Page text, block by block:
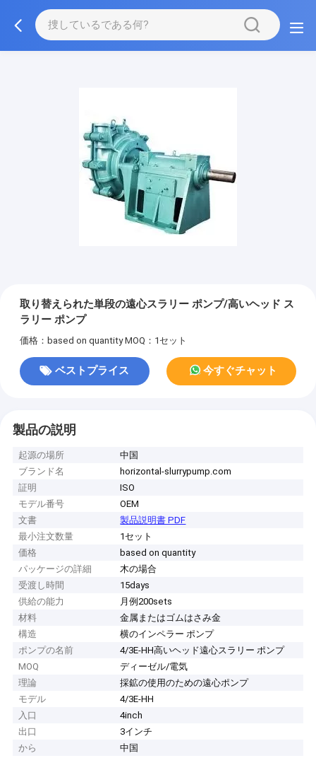
取り替えられた単段の遠心スラリー ポンプ/高いヘッド ス
ラリー ポンプ
価格：based on quantity MOQ：1セット
ベストプライス 今すぐチャット
製品の説明
起源の場所
中国
ブランド名
horizontal-slurrypump.com
証明
ISO
モデル番号
OEM
文書
製品説明書 PDF
最小注文数量
1セット
価格
based on quantity
パッケージの詳細
木の場合
受渡し時間
15days
供給の能力
月例200sets
材料
金属またはゴムはさみ金
構造
横のインペラー ポンプ
ポンプの名前
4/3E-HH高いヘッド遠心スラリー ポンプ
MOQ
ディーゼル/電気
理論
採鉱の使用のための遠心ポンプ
モデル
4/3E-HH
入口
4inch
出口
3インチ
から
中国